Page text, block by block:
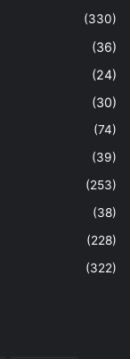
(330)
(36)
(24)
(30)
(74)
(39)
(253)
(38)
(228)
(322)